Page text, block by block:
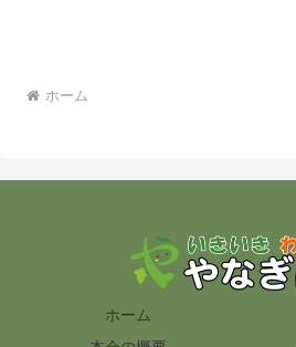
ホーム
ホーム